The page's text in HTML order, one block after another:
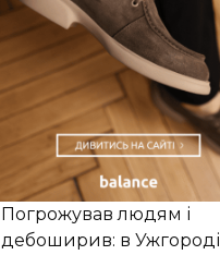
Погрожував людям і
дебоширив: в Ужгороді